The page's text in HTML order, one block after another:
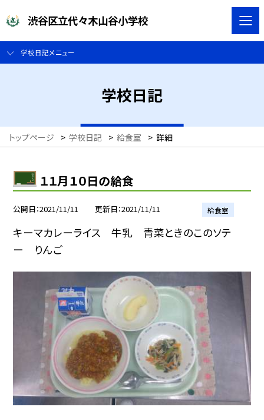
渋谷区立代々木山谷小学校
学校日記メニュー
学校日記
トップページ > 学校日記 > 給食室 > 詳細
１１月１０日の給食
公開日 2021/11/11 更新日 2021/11/11 給食室
キーマカレーライス 牛乳 青菜ときのこのソテ
ー りんご